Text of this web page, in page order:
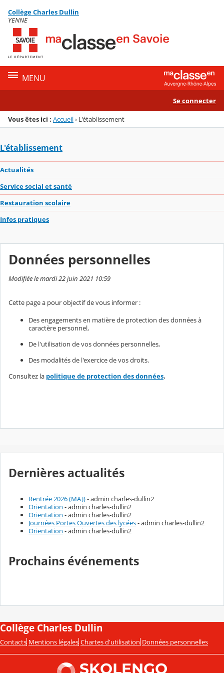
Menu de la rubrique
Contenu
Collège Charles Dullin
YENNE
MENU
Se connecter
Vous êtes ici : Accueil› L'établissement
L'établissement
Actualités
Service social et santé
Restauration scolaire
Infos pratiques
Données personnelles
Modifiée le mardi 22 juin 2021 10:59
Cette page a pour objectif de vous informer :
Des engagements en matière de protection des données à
caractère personnel,
De l'utilisation de vos données personnelles,
Des modalités de l'exercice de vos droits.
Consultez la politique de protection des données.
Dernières actualités
Rentrée 2026 (MAJ)- admin charles-dullin2
Orientation - admin charles-dullin2
Orientation - admin charles-dullin2
Journées Portes Ouvertes des lycées- admin charles-dullin2
Orientation - admin charles-dullin2
Prochains événements
Collège Charles Dullin
Contacts Mentions légales Chartes d'utilisation Données personnelles